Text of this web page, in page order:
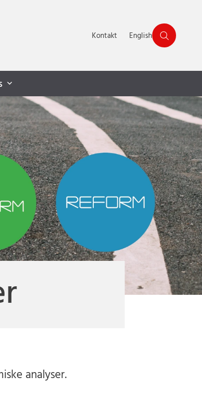
Kontakt English
analyser.